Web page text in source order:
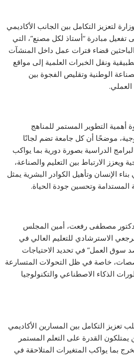
لتعزيز التكامل بين الجانب الأكاديمي
تفعيل مبادرة “أستاذ لكل مصنع”، التي
قضاء فترات عمل داخل المنشآت
ونقل الخبرات العلمية إلى مواقع
الوطنية وتقليص الفجوة بين
العملي.
أهمية التطوير المستمر للمناهج
موضحًا أن كل جامعة تضم لجانًا
الدراسية بصورة دورية بما يواكب
ويعزز الارتباط بين التعليم والصناعة،
الإنسان وتأهيل الكوادر البشرية يمثل
المستدامة وتحسين جودة الحياة.
مصطفى رفعت، أمين المجلس
الاسترشادي للتعليم العالي في
سوق العمل” في تحديد الاحتياجات
خاصة في ظل التحولات المتسارعة
الذكاء الاصطناعي والتكنولوجيا
تعزيز التكامل بين المسارين الأكاديمي
يمتلكون القدرة على التعلم المستمر
بما يواكب المتغيرات المتلاحقة في